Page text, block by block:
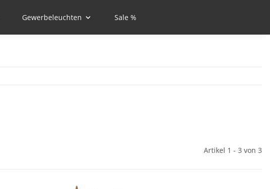
Gewerbeleuchten Sale %
Artikel 1 - 3 von 3